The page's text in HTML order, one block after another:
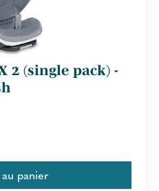
2 (single pack) -